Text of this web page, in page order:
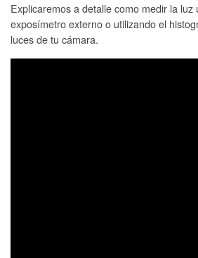
Explicaremos a detalle como medir la luz
exposímetro externo o utilizando el
luces de tu cámara.